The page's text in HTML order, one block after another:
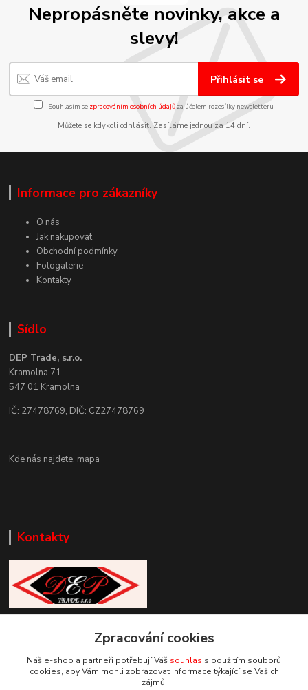
Nepropásněte novinky, akce a
slevy!
Přihlásit se
Souhlasím se zpracováním osobních údajůza účelem rozesílky newsletteru.
Můžete se kdykoli odhlásit. Zasíláme jednou za 14 dní.
Informace pro zákazníky
O nás
Jak nakupovat
Obchodní podmínky
Fotogalerie
Kontakty
Sídlo
DEP Trade, s.r.o.
Kramolna 71
547 01 Kramolna
IČ: 27478769, DIČ: CZ27478769
Kde nás najdete, mapa
Kontakty
+420 777 085 857
info@deptrade.cz
Zpracování cookies
Náš e-shop a partneři potřebují Váš souhlas s použitím souborů
cookies, aby Vám mohli zobrazovat informace týkající se Vašich
zájmů.